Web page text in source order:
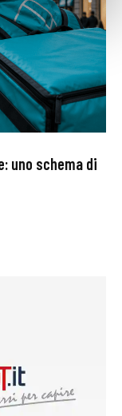
uno schema di